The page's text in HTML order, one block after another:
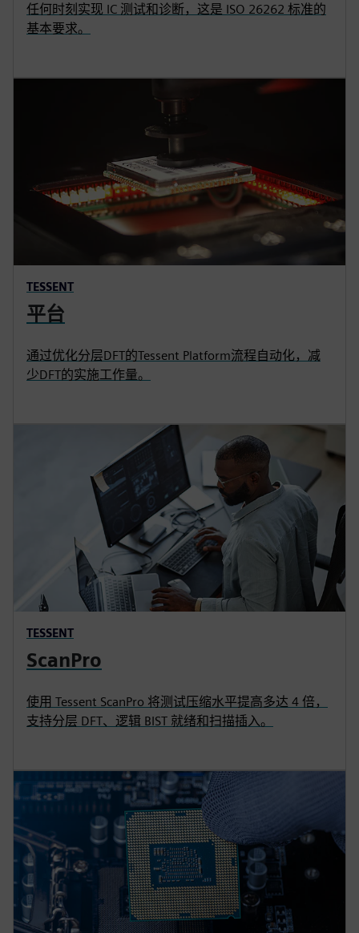
任何时刻实现 IC 测试和诊断，这是 ISO 26262 标准的
基本要求。
TESSENT
平台
通过优化分层DFT的Tessent Platform流程自动化，减
少DFT的实施工作量。
TESSENT
ScanPro
使用 Tessent ScanPro 将测试压缩水平提高多达 4 倍，
支持分层 DFT、逻辑 BIST 就绪和扫描插入。